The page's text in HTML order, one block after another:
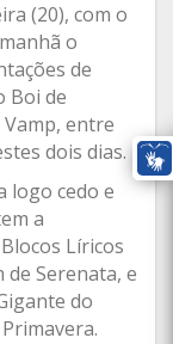
(20), com o
o
de
Boi de
entre
dois dias.
logo cedo e
a
Líricos
de Serenata, e
do